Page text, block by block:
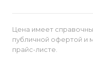
Цена имеет
публичной офертой и
прайс-листе.